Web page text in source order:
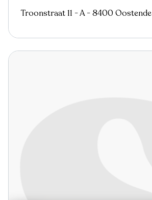
Troonstraat 11 - A - 8400 Oostende